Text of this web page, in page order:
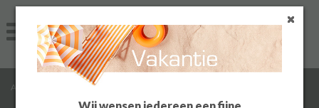
Wij wensen iedereen een fijne
Algemeen
Groep 8
Algemeen Privacy